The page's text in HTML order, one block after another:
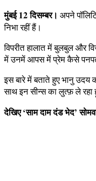
मुंबई 12 दिसम्बर। अपने
निभा रहीं हैं।
विपरीत हालात में बुलबुल और
में उनमें आपस में प्रेम कैसे
इस बारे में बताते हुए भानु उदय
साथ इन सीन्स का लुत्फ़ ले
देखिए ‘साम दाम दंड भेद’